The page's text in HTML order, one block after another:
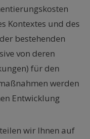
Kontextes und des
bestehenden
von deren
für den
werden
Entwicklung
wir Ihnen auf